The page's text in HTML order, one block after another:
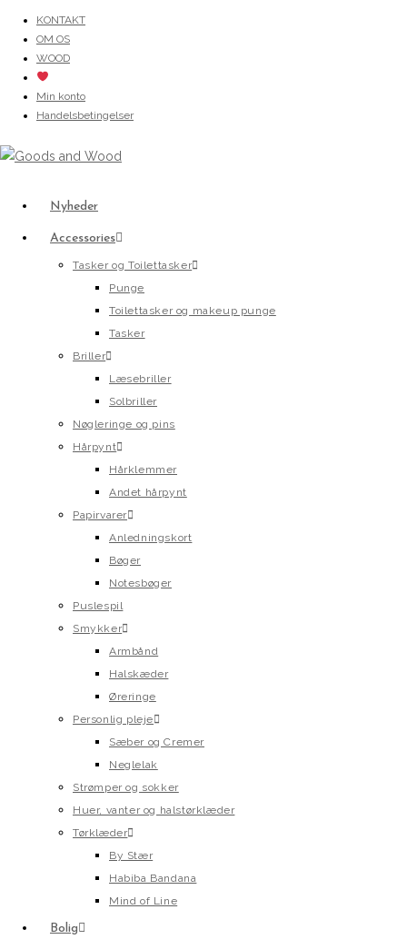
content
KONTAKT
OM OS
WOOD
Min konto
Handelsbetingelser
Nyheder
Accessories
Tasker og Toilettasker
Punge
Toilettasker og makeup punge
Tasker
Briller
Læsebriller
Solbriller
Nøgleringe og pins
Hårpynt
Hårklemmer
Andet hårpynt
Papirvarer
Anledningskort
Bøger
Notesbøger
Puslespil
Smykker
Armbånd
Halskæder
Øreringe
Personlig pleje
Sæber og Cremer
Neglelak
Strømper og sokker
Huer, vanter og halstørklæder
Tørklæder
By Stær
Habiba Bandana
Mind of Line
Bolig